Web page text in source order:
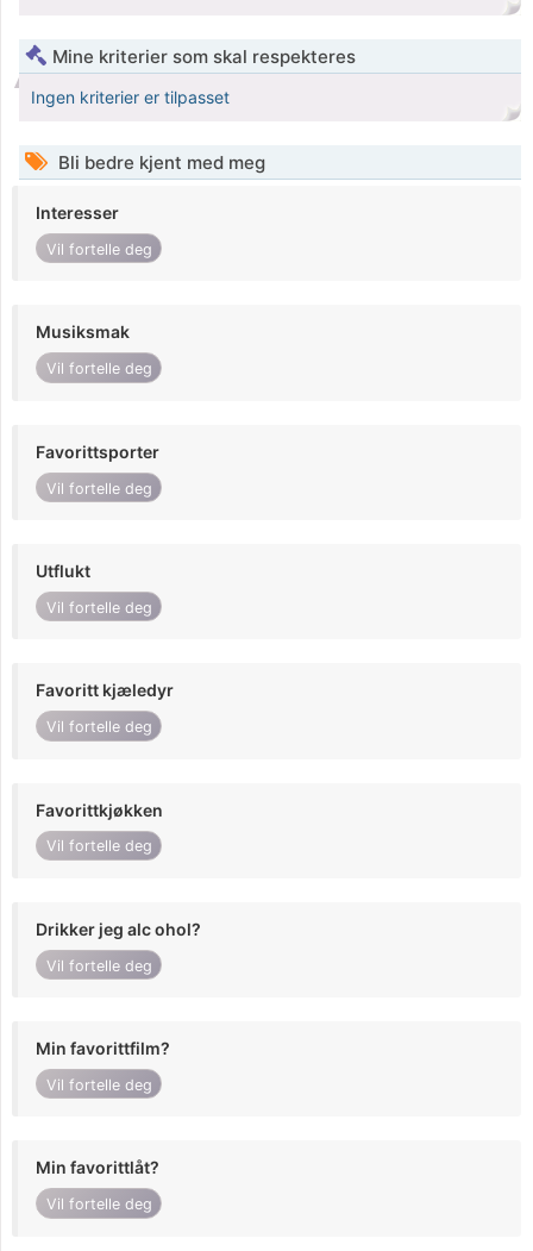
Mine kriterier som skal respekteres
Ingen kriterier er tilpasset
Bli bedre kjent med meg
Interesser
Vil fortelle deg
Musiksmak
Vil fortelle deg
Favorittsporter
Vil fortelle deg
Utflukt
Vil fortelle deg
Favoritt kjæledyr
Vil fortelle deg
Favorittkjøkken
Vil fortelle deg
Drikker jeg alc ohol?
Vil fortelle deg
Min favorittfilm?
Vil fortelle deg
Min favorittlåt?
Vil fortelle deg